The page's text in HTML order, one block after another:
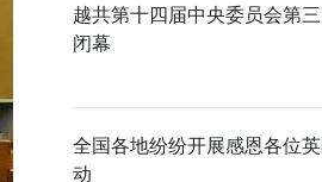
越共第十四届中央委员会第
闭幕
全国各地纷纷开展感恩各位
动